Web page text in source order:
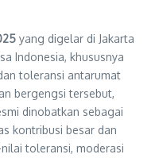
yang digelar di Jakarta
Indonesia, khususnya
toleransi antarumat
bergengsi tersebut,
dinobatkan sebagai
kontribusi besar dan
toleransi, moderasi